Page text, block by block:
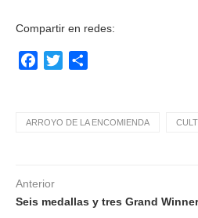
Compartir en redes:
Facebook
Twitter
ARROYO DE LA ENCOMIENDA
Anterior
Seis medallas y tres Grand